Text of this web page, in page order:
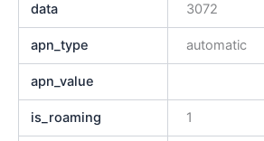
data 3072
apn_type automatic
apn_value
is_roaming 1